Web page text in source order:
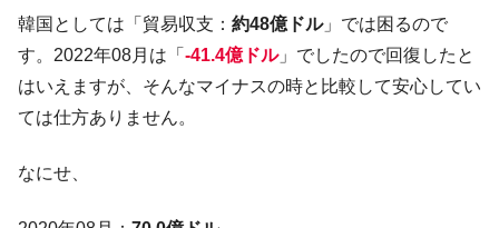
Fact1
日本人マスターズ挑戦の歴史。松山以前に最高位
だった選手とは？
甲子園通算本塁打、最多の清原に次いで多く打っ
ている意外な選手とは？
韓国としては「貿易収支： 約48億ドル」では困るので
す。2022年08月は「 -41.4億ドル」でしたので回復したと
はいえますが、そんなマイナスの時と比較して安心してい
ては仕方ありません。
なにせ、